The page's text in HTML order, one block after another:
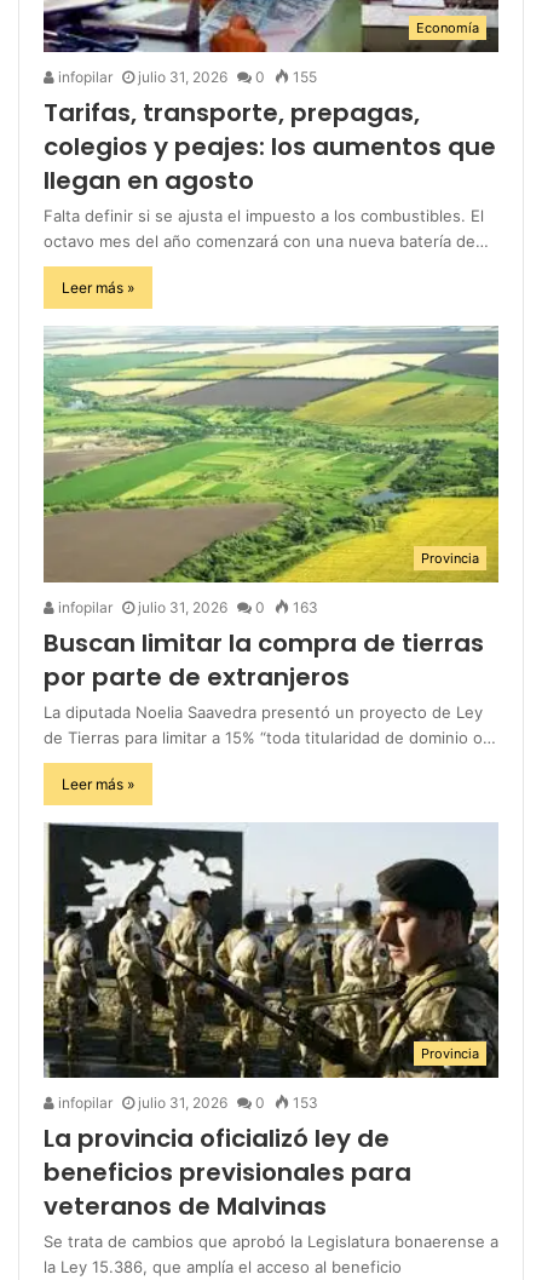
Economía
infopilar julio 31, 2026 0 155
Tarifas, transporte, prepagas,
colegios y peajes: los aumentos que
llegan en agosto
Falta definir si se ajusta el impuesto a los combustibles. El
octavo mes del año comenzará con una nueva batería de…
Leer más »
Provincia
infopilar julio 31, 2026 0 163
Buscan limitar la compra de tierras
por parte de extranjeros
La diputada Noelia Saavedra presentó un proyecto de Ley
de Tierras para limitar a 15% “toda titularidad de dominio o…
Leer más »
Provincia
infopilar julio 31, 2026 0 153
La provincia oficializó ley de
beneficios previsionales para
veteranos de Malvinas
Se trata de cambios que aprobó la Legislatura bonaerense a
la Ley 15.386, que amplía el acceso al beneficio